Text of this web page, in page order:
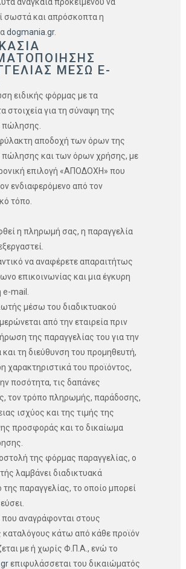
σωστά και απρόσκοπτα η
dogmania.gr.
ΜΕΣΩ E-
ειδικής φόρμας με τα
στοιχεία για τη σύναψη της
αποδοχή των όρων της
και των όρων χρήσης, με
επιλογή «ΑΠΟΔΟΧΗ» που
ενδιαφερόμενο από τον
τόπο.
η πληρωμή σας, η παραγγελία
να αναφέρετε απαραιτήτως
επικοινωνίας και μια έγκυρη
mail.
μέσω του διαδικτυακού
από την εταιρεία πριν
της παραγγελίας του για την
και τη διεύθυνση του προμηθευτή,
χαρακτηριστικά του προϊόντος,
ποσότητα, τις δαπάνες
τον τρόπο πληρωμής, παράδοσης,
ισχύος και της τιμής της
προσφοράς και το δικαίωμα
της φόρμας παραγγελίας, ο
λαμβάνει διαδικτυακά
της παραγγελίας, το οποίο μπορεί
που αναγράφονται στους
καταλόγους κάτω από κάθε προϊόν
με ή χωρίς Φ.Π.Α., ενώ το
επιφυλάσσεται του δικαιώματός